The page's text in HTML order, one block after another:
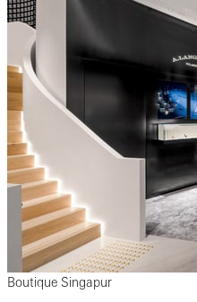
Boutique Singapur